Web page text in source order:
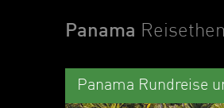
Panama
Panama Rundreise